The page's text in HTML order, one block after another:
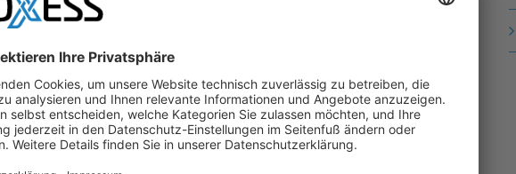
bestätigen.
einer Prüfung auch alle zur Auswertung der Daten
Form durch das geprüfte Unternehmen bereit
bereiten. Daher werden vom BMF diese ergänzenden
2019-11-28-GoBD-Ergaenzende-Informationen-